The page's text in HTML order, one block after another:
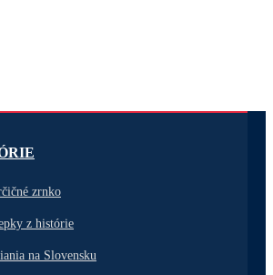
zrnko
z histórie
na Slovensku